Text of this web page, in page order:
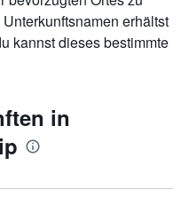
erhältst
kannst dieses bestimmte
in